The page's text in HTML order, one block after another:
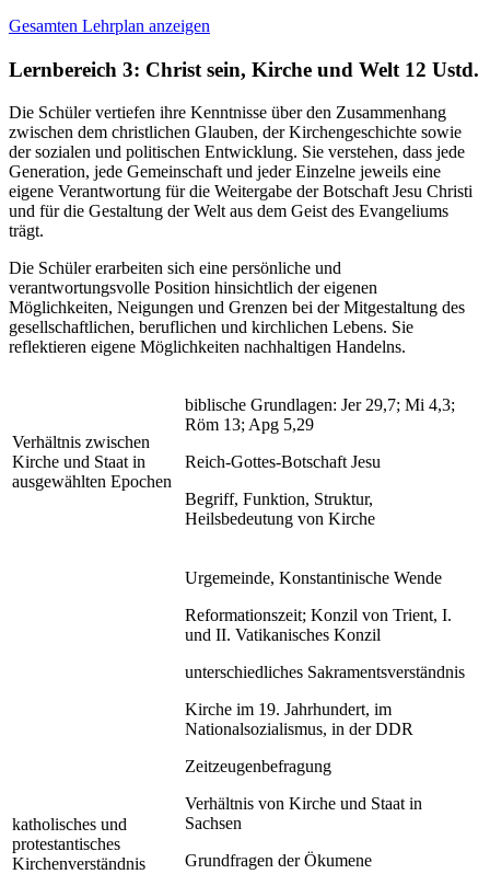
Gesamten Lehrplan anzeigen
Lernbereich 3: Christ sein, Kirche und Welt 12 Ustd.
Die Schüler vertiefen ihre Kenntnisse über den Zusammenhang
zwischen dem christlichen Glauben, der Kirchengeschichte sowie
der sozialen und politischen Entwicklung. Sie verstehen, dass jede
Generation, jede Gemeinschaft und jeder Einzelne jeweils eine
eigene Verantwortung für die Weitergabe der Botschaft Jesu Christi
und für die Gestaltung der Welt aus dem Geist des Evangeliums
trägt.
Die Schüler erarbeiten sich eine persönliche und
verantwortungsvolle Position hinsichtlich der eigenen
Möglichkeiten, Neigungen und Grenzen bei der Mitgestaltung des
gesellschaftlichen, beruflichen und kirchlichen Lebens. Sie
reflektieren eigene Möglichkeiten nachhaltigen Handelns.
Verhältnis zwischen
Kirche und Staat in
ausgewählten Epochen
biblische Grundlagen: Jer 29,7; Mi 4,3;
Röm 13; Apg 5,29
Reich-Gottes-Botschaft Jesu
Begriff, Funktion, Struktur,
Heilsbedeutung von Kirche
katholisches und
protestantisches
Kirchenverständnis
Urgemeinde, Konstantinische Wende
Reformationszeit; Konzil von Trient, I.
und II. Vatikanisches Konzil
unterschiedliches Sakramentsverständnis
Kirche im 19. Jahrhundert, im
Nationalsozialismus, in der DDR
Zeitzeugenbefragung
Verhältnis von Kirche und Staat in
Sachsen
Grundfragen der Ökumene